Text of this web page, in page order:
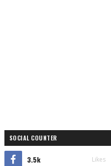
SOCIAL COUNTER
3.5k Likes